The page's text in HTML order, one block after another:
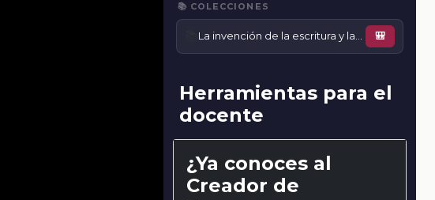
📚 COLECCIONES
La invención de la escritura y las primeras ciudades 🎒
Herramientas para el
docente
¿Ya conoces al
Creador de